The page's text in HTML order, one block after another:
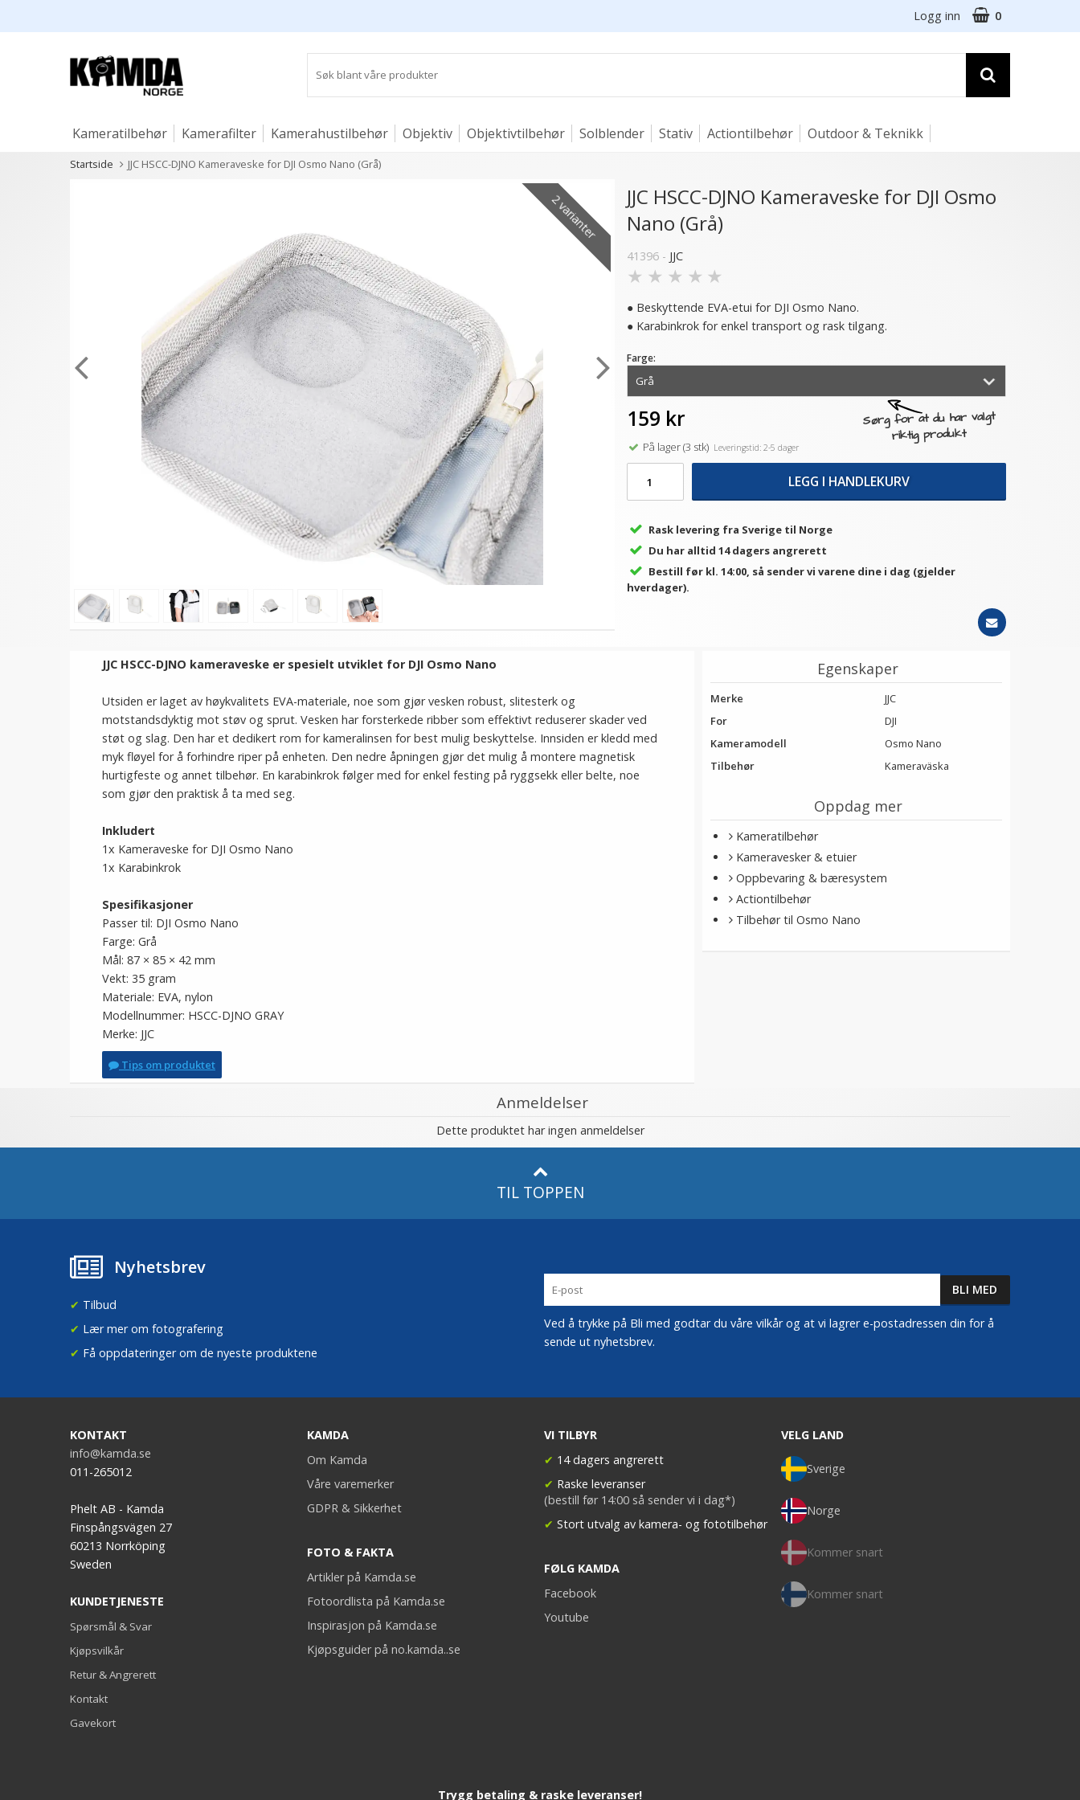
Logg inn 0
Kameratilbehør Kamerafilter Kamerahustilbehør Objektiv Objektivtilbehør Solblender Stativ Actiontilbehør Outdoor & Teknikk
Studio og lys
Startside JJC HSCC-DJNO Kameraveske for DJI Osmo Nano (Grå)
2 varianter
JJC HSCC-DJNO Kameraveske for DJI Osmo
Nano (Grå)
41396 - JJC
★ ★ ★ ★ ★
● Beskyttende EVA-etui for DJI Osmo Nano.
● Karabinkrok for enkel transport og rask tilgang.
Sørg for at du har valgt
riktig produkt
Farge:
159 kr
På lager (3 stk)Leveringstid: 2-5 dager
LEGG I HANDLEKURV
Rask levering fra Sverige til Norge
Du har alltid 14 dagers angrerett
Bestill før kl. 14:00, så sender vi varene dine i dag (gjelder
hverdager).
JJC HSCC-DJNO kameraveske er spesielt utviklet for DJI Osmo Nano
Utsiden er laget av høykvalitets EVA-materiale, noe som gjør vesken robust, slitesterk og
motstandsdyktig mot støv og sprut. Vesken har forsterkede ribber som effektivt reduserer skader ved
støt og slag. Den har et dedikert rom for kameralinsen for best mulig beskyttelse. Innsiden er kledd med
myk fløyel for å forhindre riper på enheten. Den nedre åpningen gjør det mulig å montere magnetisk
hurtigfeste og annet tilbehør. En karabinkrok følger med for enkel festing på ryggsekk eller belte, noe
som gjør den praktisk å ta med seg.
Inkludert
1x Kameraveske for DJI Osmo Nano
1x Karabinkrok
Spesifikasjoner
Passer til: DJI Osmo Nano
Farge: Grå
Mål: 87 × 85 × 42 mm
Vekt: 35 gram
Materiale: EVA, nylon
Modellnummer: HSCC-DJNO GRAY
Merke: JJC
Tips om produktet
Egenskaper
Merke
JJC
For
DJI
Kameramodell
Osmo Nano
Tilbehør
Kameraväska
Oppdag mer
Kameratilbehør
Kameravesker & etuier
Oppbevaring & bæresystem
Actiontilbehør
Tilbehør til Osmo Nano
Anmeldelser
Dette produktet har ingen anmeldelser
TIL TOPPEN
Nyhetsbrev
✔ Tilbud
✔ Lær mer om fotografering
✔ Få oppdateringer om de nyeste produktene
Ved å trykke på Bli med godtar du våre vilkår og at vi lagrer e-postadressen din for å
sende ut nyhetsbrev.
KONTAKT
info@kamda.se
011-265012
Phelt AB - Kamda
Finspångsvägen 27
60213 Norrköping
Sweden
KUNDETJENESTE
Spørsmål & Svar
Kjøpsvilkår
Retur & Angrerett
Kontakt
Gavekort
KAMDA
Om Kamda
Våre varemerker
GDPR & Sikkerhet
FOTO & FAKTA
Artikler på Kamda.se
Fotoordlista på Kamda.se
Inspirasjon på Kamda.se
Kjøpsguider på no.kamda..se
VI TILBYR
✔ 14 dagers angrerett
✔ Raske leveranser
(bestill før 14:00 så sender vi i dag*)
✔ Stort utvalg av kamera- og fototilbehør
FØLG KAMDA
Facebook
Youtube
VELG LAND
Sverige
Norge
Kommer snart
Kommer snart
Trygg betaling & raske leveranser!